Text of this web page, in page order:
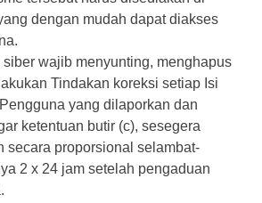
dengan mudah dapat diakses
siber wajib menyunting, menghapus
Tindakan koreksi setiap Isi
yang dilaporkan dan
ketentuan butir (c), sesegera
secara proporsional selambat-
2 x 24 jam setelah pengaduan